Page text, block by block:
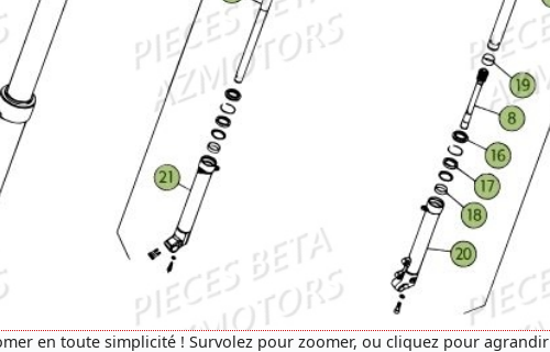
en toute simplicité ! Survolez pour zoomer, ou cliquez pour agrandir